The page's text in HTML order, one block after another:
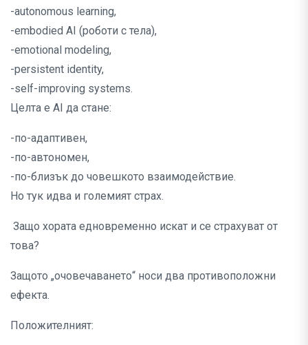
-autonomous learning,
-embodied AI (роботи с тела),
-emotional modeling,
-persistent identity,
-self-improving systems.
Целта е AI да стане:
-по-адаптивен,
-по-автономен,
-по-близък до човешкото взаимодействие.
Но тук идва и големият страх.
Защо хората едновременно искат и се страхуват от
това?
Защото „очовечаването“ носи два противоположни
ефекта.
Положителният: